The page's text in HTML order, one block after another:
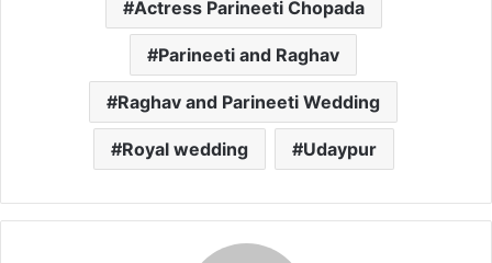
Actress Parineeti Chopada
Parineeti and Raghav
Raghav and Parineeti Wedding
Royal wedding Udaypur